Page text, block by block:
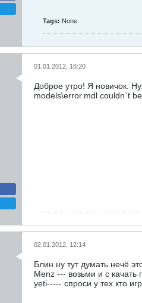
Tags: None
01.01.2012, 18:20
Доброе утро! Я новичок.
models\error.mdl couldn`t
02.01.2012, 12:14
Блин ну тут думать нечё
Menz --- возьми и с качать
yeti----- спроси у тех кто